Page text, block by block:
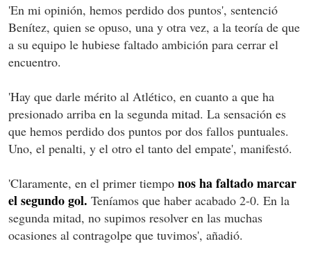
'En mi opinión, hemos perdido dos puntos', sentenció
Benítez, quien se opuso, una y otra vez, a la teoría de que
a su equipo le hubiese faltado ambición para cerrar el
encuentro.
'Hay que darle mérito al Atlético, en cuanto a que ha
presionado arriba en la segunda mitad. La sensación es
que hemos perdido dos puntos por dos fallos puntuales.
Uno, el penalti, y el otro el tanto del empate', manifestó.
'Claramente, en el primer tiempo nos ha faltado marcar
el segundo gol. Teníamos que haber acabado 2-0. En la
segunda mitad, no supimos resolver en las muchas
ocasiones al contragolpe que tuvimos', añadió.